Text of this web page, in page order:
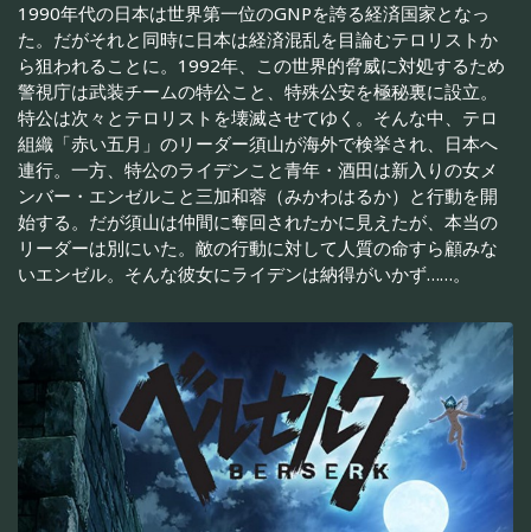
1990年代の日本は世界第一位のGNPを誇る経済国家となっ
た。だがそれと同時に日本は経済混乱を目論むテロリストか
ら狙われることに。1992年、この世界的脅威に対処するため
警視庁は武装チームの特公こと、特殊公安を極秘裏に設立。
特公は次々とテロリストを壊滅させてゆく。そんな中、テロ
組織「赤い五月」のリーダー須山が海外で検挙され、日本へ
連行。一方、特公のライデンこと青年・酒田は新入りの女メ
ンバー・エンゼルこと三加和蓉（みかわはるか）と行動を開
始する。だが須山は仲間に奪回されたかに見えたが、本当の
リーダーは別にいた。敵の行動に対して人質の命すら顧みな
いエンゼル。そんな彼女にライデンは納得がいかず……。